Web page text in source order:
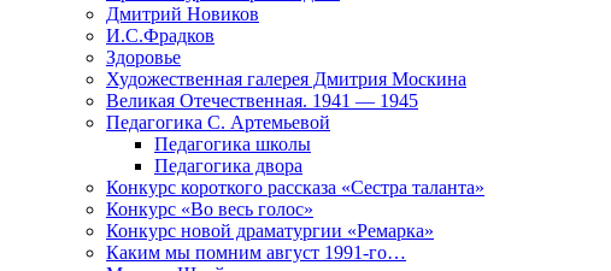
Дмитрий Новиков
И.С.Фрадков
Здоровье
Художественная галерея Дмитрия Москина
Великая Отечественная. 1941 — 1945
Педагогика С. Артемьевой
Педагогика школы
Педагогика двора
Конкурс короткого рассказа «Сестра таланта»
Конкурс «Во весь голос»
Конкурс новой драматургии «Ремарка»
Каким мы помним август 1991-го…